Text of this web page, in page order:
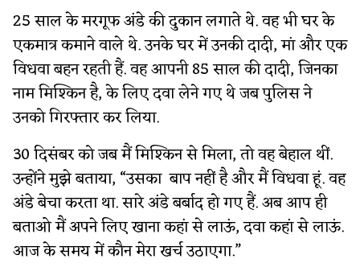
25 साल के मरगूफ अंडे की दुकान लगाते थे. वह भी घर के
एकमात्र कमाने वाले थे. उनके घर में उनकी दादी, मां और एक
विधवा बहन रहती हैं. वह आपनी 85 साल की दादी, जिनका
नाम मिश्किन है, के लिए दवा लेने गए थे जब पुलिस ने
उनको गिरफ्तार कर लिया.
30 दिसंबर को जब मैं मिश्किन से मिला, तो वह बेहाल थीं.
उन्होंने मुझे बताया, “उसका बाप नहीं है और मैं विधवा हूं. वह
अंडे बेचा करता था. सारे अंडे बर्बाद हो गए हैं. अब आप ही
बताओ मैं अपने लिए खाना कहां से लाऊं, दवा कहां से लाऊं.
आज के समय में कौन मेरा खर्च उठाएगा.”